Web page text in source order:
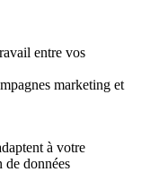
entre vos
marketing et
à votre
de données